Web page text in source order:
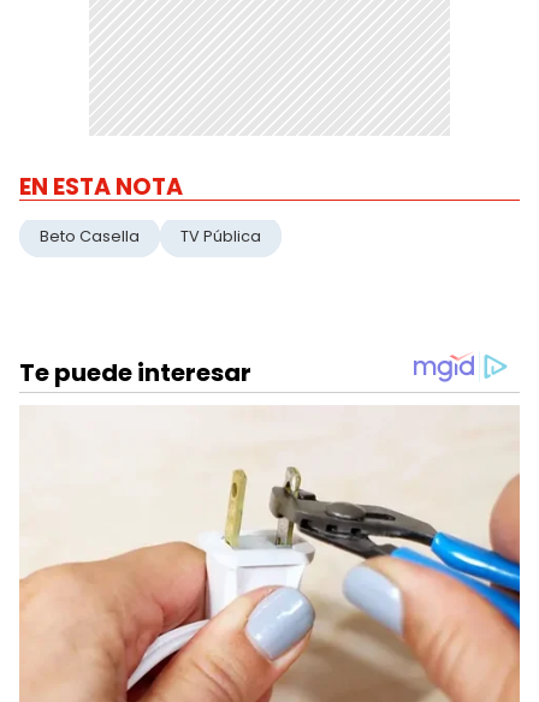
EN ESTA NOTA
Beto Casella TV Pública